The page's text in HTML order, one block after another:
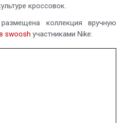
кроссовок.
коллекция вручную
swoosh участниками Nike: